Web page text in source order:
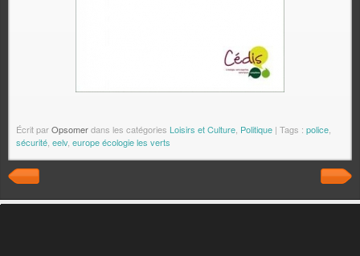
Écrit parOpsomerdans les catégories Loisirs et Culture Politique | Tags : police
sécurité eelv, europe écologie les verts